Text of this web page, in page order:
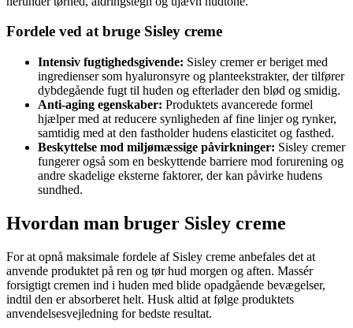
Fordele ved at bruge Sisley creme
Intensiv fugtighedsgivende: Sisley cremer er beriget med
ingredienser som hyaluronsyre og planteekstrakter, der tilfører
dybdegående fugt til huden og efterlader den blød og smidig.
Anti-aging egenskaber: Produktets avancerede formel
hjælper med at reducere synligheden af fine linjer og rynker,
samtidig med at den fastholder hudens elasticitet og fasthed.
Beskyttelse mod miljømæssige påvirkninger: Sisley cremer
fungerer også som en beskyttende barriere mod forurening og
andre skadelige eksterne faktorer, der kan påvirke hudens
sundhed.
Hvordan man bruger Sisley creme
For at opnå maksimale fordele af Sisley creme anbefales det at
anvende produktet på ren og tør hud morgen og aften. Massér
forsigtigt cremen ind i huden med blide opadgående bevægelser,
indtil den er absorberet helt. Husk altid at følge produktets
anvendelsesvejledning for bedste resultat.